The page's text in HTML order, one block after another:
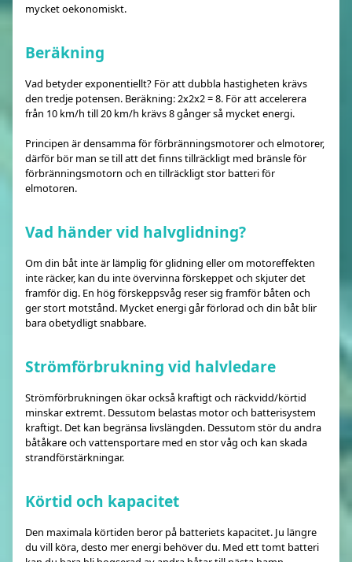
mycket oekonomiskt.
Beräkning
Vad betyder exponentiellt? För att dubbla hastigheten krävs
den tredje potensen. Beräkning: 2x2x2 = 8. För att accelerera
från 10 km/h till 20 km/h krävs 8 gånger så mycket energi.
Principen är densamma för förbränningsmotorer och elmotorer,
därför bör man se till att det finns tillräckligt med bränsle för
förbränningsmotorn och en tillräckligt stor batteri för
elmotoren.
Vad händer vid halvglidning?
Om din båt inte är lämplig för glidning eller om motoreffekten
inte räcker, kan du inte övervinna förskeppet och skjuter det
framför dig. En hög förskeppsvåg reser sig framför båten och
ger stort motstånd. Mycket energi går förlorad och din båt blir
bara obetydligt snabbare.
Strömförbrukning vid halvledare
Strömförbrukningen ökar också kraftigt och räckvidd/körtid
minskar extremt. Dessutom belastas motor och batterisystem
kraftigt. Det kan begränsa livslängden. Dessutom stör du andra
båtåkare och vattensportare med en stor våg och kan skada
strandförstärkningar.
Körtid och kapacitet
Den maximala körtiden beror på batteriets kapacitet. Ju längre
du vill köra, desto mer energi behöver du. Med ett tomt batteri